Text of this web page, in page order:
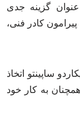
گزینه جدی
کادر فنی،
ساپینتو اتخاذ
به کار خود